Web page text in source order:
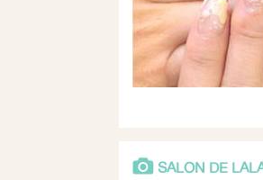
SALON DE